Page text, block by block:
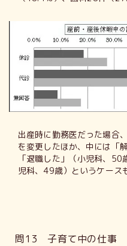
出産時に勤務医だった場合
を変更したほか、中には「
「退職した」（小児科、
児科、49歳）というケース
問13 子育て中の仕事